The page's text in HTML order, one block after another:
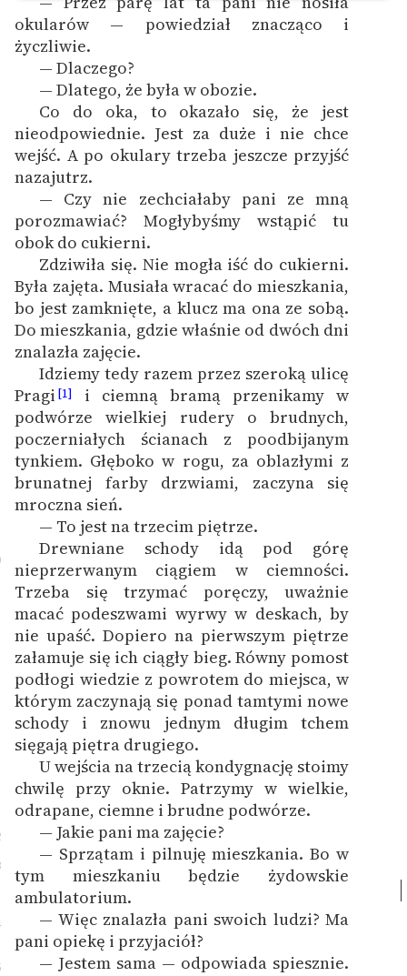
literatury do słuchania dla
uczennic i uczniów z
niepełnosprawnościami
E-kolekcja lektur
szkolnych i literatury do
słuchania dla uczennic i
uczniów z
niepełnosprawnościami
Feministyczne inspiracje.
Popularyzacja
skandynawskiej literatury
feministycznej
Ręce pełne poezji
Kolekcje edukacyjne
twórców przechodzących
do domeny publicznej,
lektur szkolnych oraz
Starego Testamentu
Odkurzamy bohaterów
Szkoła Poezji Wolnych
Lektur
O nas
Kontakt
O projekcie
Zespół
Zasady wykorzystania
Wolnych Lektur
Logotypy
Materiały promocyjne
Polityka prywatności
Regulamin biblioteki
Dane fundacji i
okularów — powiedział znacząco i
życzliwie.
— Dlaczego?
— Dlatego, że była w obozie.
Co do oka, to okazało się, że jest
nieodpowiednie. Jest za duże i nie chce
wejść. A po okulary trzeba jeszcze przyjść
nazajutrz.
— Czy nie zechciałaby pani ze mną
porozmawiać? Mogłybyśmy wstąpić tu
obok do cukierni.
Zdziwiła się. Nie mogła iść do cukierni.
Była zajęta. Musiała wracać do mieszkania,
bo jest zamknięte, a klucz ma ona ze sobą.
Do mieszkania, gdzie właśnie od dwóch dni
znalazła zajęcie.
Idziemy tedy razem przez szeroką ulicę
Pragi [1]
i ciemną bramą przenikamy w
podwórze wielkiej rudery o brudnych,
poczerniałych ścianach z poodbijanym
tynkiem. Głęboko w rogu, za oblazłymi z
brunatnej farby drzwiami, zaczyna się
mroczna sień.
— To jest na trzecim piętrze.
Drewniane schody idą pod górę
nieprzerwanym ciągiem w ciemności.
Trzeba się trzymać poręczy, uważnie
macać podeszwami wyrwy w deskach, by
nie upaść. Dopiero na pierwszym piętrze
załamuje się ich ciągły bieg. Równy pomost
podłogi wiedzie z powrotem do miejsca, w
którym zaczynają się ponad tamtymi nowe
schody i znowu jednym długim tchem
sięgają piętra drugiego.
U wejścia na trzecią kondygnację stoimy
chwilę przy oknie. Patrzymy w wielkie,
odrapane, ciemne i brudne podwórze.
— Jakie pani ma zajęcie?
— Sprzątam i pilnuję mieszkania. Bo w
tym mieszkaniu będzie żydowskie
ambulatorium.
— Więc znalazła pani swoich ludzi? Ma
pani opiekę i przyjaciół?
— Jestem sama — odpowiada spiesznie.